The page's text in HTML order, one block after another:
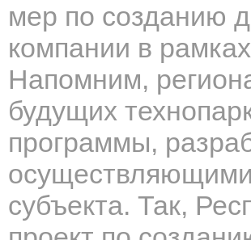
мер по созданию
компании в
Напомним,
будущих
программы,
осуществляющими
субъекта. Так,